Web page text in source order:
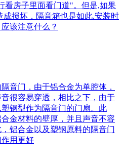
看房子里面看门道"。但是,如果
成损坏，隔音箱也是如此.安装时
该注意什么？
音门，由于铝合金为单腔体，
很容易穿透，相比之下，由于
钢型作为隔音门的门扇。此
金材料的壁厚，并且声音不容
铝合金以及塑钢原料的隔音门
用更好